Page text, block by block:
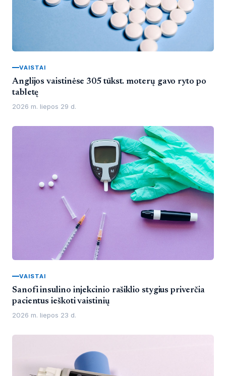
VAISTAI
Anglijos vaistinėse 305 tūkst. moterų gavo ryto po
tabletę
2026 m. liepos 29 d.
VAISTAI
Sanofi insulino injekcinio rašiklio stygius priverčia
pacientus ieškoti vaistinių
2026 m. liepos 23 d.